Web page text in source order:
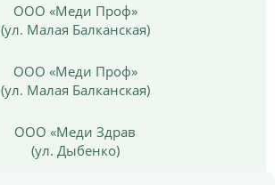
ООО «Меди Проф»
(ул. Малая Балканская)
ООО «Меди Проф»
(ул. Малая Балканская)
ООО «Меди Здрав
(ул. Дыбенко)